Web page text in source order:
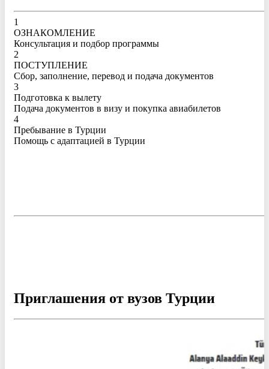
1
ОЗНАКОМЛЕНИЕ
Консультация и подбор программы
2
ПОСТУПЛЕНИЕ
Сбор, заполнение, перевод и подача документов
3
Подготовка к вылету
Подача документов в визу и покупка авиабилетов
4
Пребывание в Турции
Помощь с адаптацией в Турции
Приглашения от вузов Турции